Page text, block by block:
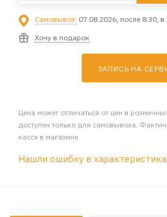
Самовывоз: 07.08.2026, после 8:30, в
Хочу в подарок
ЗАПИСЬ НА
Цена может отличаться от цен в
доступен только для самовывоза.
кассе в магазине
Нашли ошибку в